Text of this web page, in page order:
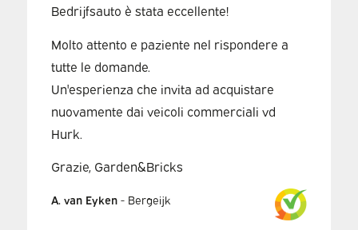
Bedrijfsauto è stata eccellente!
Molto attento e paziente nel rispondere a
tutte le domande.
Un'esperienza che invita ad acquistare
nuovamente dai veicoli commerciali vd
Hurk.
Grazie, Garden&Bricks
A. van Eyken- Bergeijk